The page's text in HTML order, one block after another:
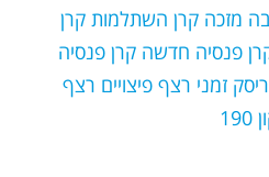
מזכה קרן השתלמות קרן
פנסיה חדשה קרן פנסיה
ריסק זמני רצף פיצויים רצף